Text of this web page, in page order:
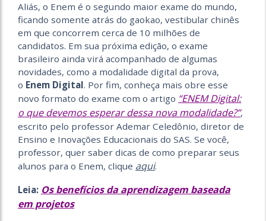
Aliás, o Enem é o segundo maior exame do mundo,
ficando somente atrás do gaokao, vestibular chinês
em que concorrem cerca de 10 milhões de
candidatos. Em sua próxima edição, o exame
brasileiro ainda virá acompanhado de algumas
novidades, como a modalidade digital da prova,
o Enem Digital. Por fim, conheça mais obre esse
novo formato do exame com o artigo “ENEM Digital:
o que devemos esperar dessa nova modalidade?”,
escrito pelo professor Ademar Celedônio, diretor de
Ensino e Inovações Educacionais do SAS. Se você,
professor, quer saber dicas de como preparar seus
alunos para o Enem, clique aqui.
Leia: Os benefícios da aprendizagem baseada
em projetos